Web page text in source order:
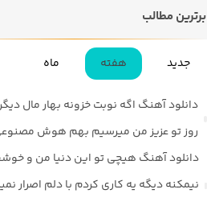
برترین مطالب
جدید هفته ماه
دانلود آهنگ اگه نوبت خزونه بهار مال
روز تو عزیز من میرسیم بهم هوش
دانلود آهنگ هیچی تو این دنیا من و
نیمکنه دیگه یه کاری کردم با دلم اصرار